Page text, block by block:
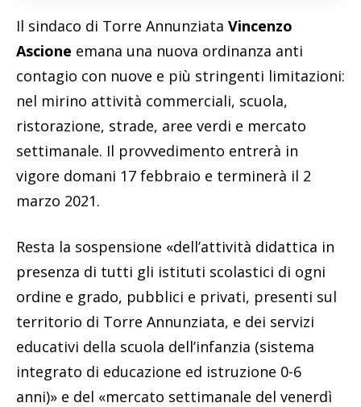
Il sindaco di Torre Annunziata Vincenzo
Ascione emana una nuova ordinanza anti
contagio con nuove e più stringenti limitazioni:
nel mirino attività commerciali, scuola,
ristorazione, strade, aree verdi e mercato
settimanale. Il provvedimento entrerà in
vigore domani 17 febbraio e terminerà il 2
marzo 2021.
Resta la sospensione «dell’attività didattica in
presenza di tutti gli istituti scolastici di ogni
ordine e grado, pubblici e privati, presenti sul
territorio di Torre Annunziata, e dei servizi
educativi della scuola dell’infanzia (sistema
integrato di educazione ed istruzione 0-6
anni)» e del «mercato settimanale del venerdì